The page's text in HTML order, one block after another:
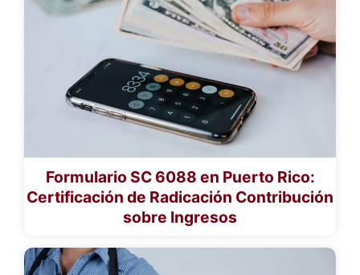
Formulario SC 6088 en Puerto Rico:
Certificación de Radicación Contribución
sobre Ingresos